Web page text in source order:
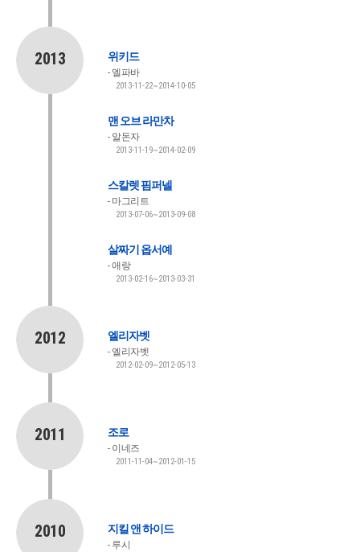
2013 위키드
엘파바
2013-11-22~2014-10-05
맨 오브 라만차
알돈자
2013-11-19~2014-02-09
스칼렛 핌퍼넬
마그리트
2013-07-06~2013-09-08
살짜기 옵서예
애랑
2013-02-16~2013-03-31
2012 엘리자벳
엘리자벳
2012-02-09~2012-05-13
2011 조로
이네즈
2011-11-04~2012-01-15
2010 지킬 앤 하이드
루시